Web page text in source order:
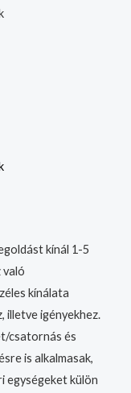
kínál 1-5
való
kínálata
illetve igényekhez.
csatornás és
is alkalmasak,
egységeket külön